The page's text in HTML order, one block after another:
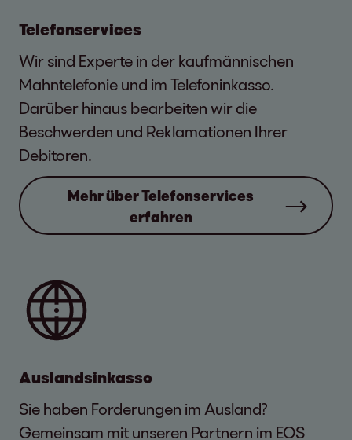
Telefonservices
Wir sind Experte in der kaufmännischen
Mahntelefonie und im Telefoninkasso.
Darüber hinaus bearbeiten wir die
Beschwerden und Reklamationen Ihrer
Debitoren.
Mehr über Telefonservices
erfahren
Auslandsinkasso
Sie haben Forderungen im Ausland?
Gemeinsam mit unseren Partnern im EOS